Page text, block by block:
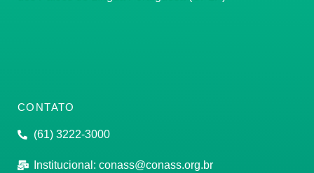
CONTATO
(61) 3222-3000
Institucional: conass@conass.org.br